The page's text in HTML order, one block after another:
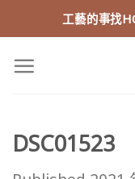
to
content
工藝的事找
DSC01523